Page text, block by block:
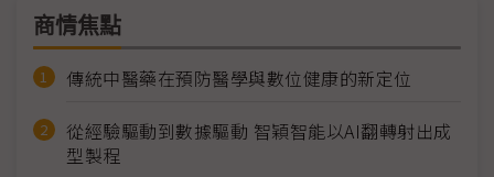
商情焦點
傳統中醫藥在預防醫學與數位健康的新定位
從經驗驅動到數據驅動 智穎智能以AI翻轉射出成
型製程